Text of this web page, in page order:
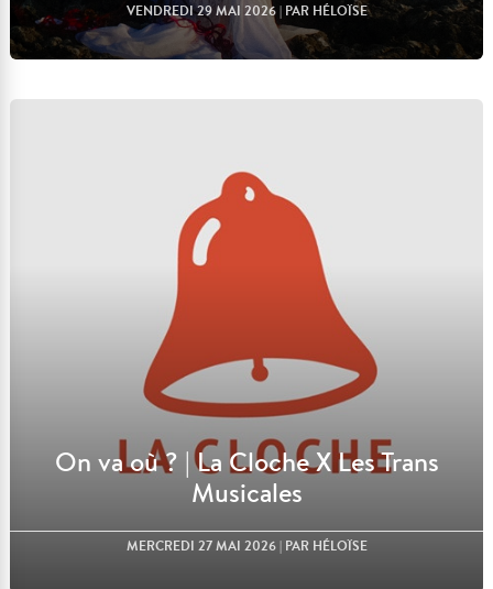
VENDREDI 29 MAI 2026| PAR HÉLOÏSE
Lire l'article
On va où ? | La Cloche X Les Trans
Musicales
MERCREDI 27 MAI 2026| PAR HÉLOÏSE